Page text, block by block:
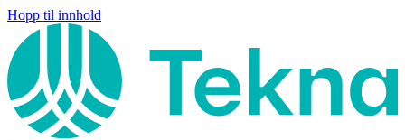
Hopp til innhold